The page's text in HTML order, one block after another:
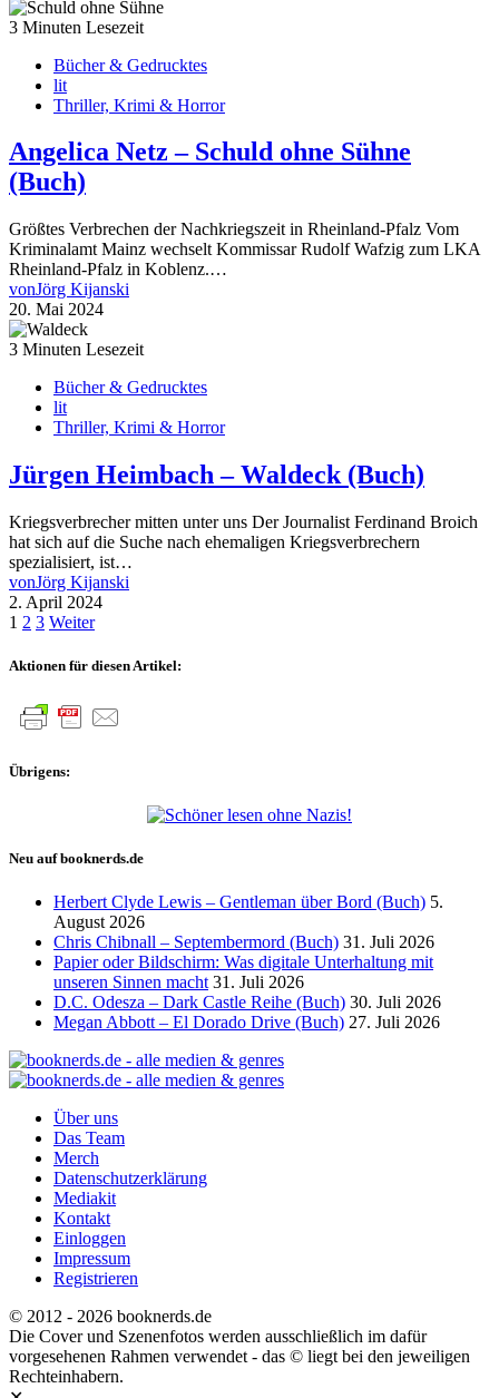
3 Minuten Lesezeit
Bücher & Gedrucktes
lit
Thriller, Krimi & Horror
Angelica Netz – Schuld ohne Sühne
(Buch)
Größtes Verbrechen der Nachkriegszeit in Rheinland-Pfalz Vom
Kriminalamt Mainz wechselt Kommissar Rudolf Wafzig zum LKA
Rheinland-Pfalz in Koblenz.…
vonJörg Kijanski
20. Mai 2024
3 Minuten Lesezeit
Bücher & Gedrucktes
lit
Thriller, Krimi & Horror
Jürgen Heimbach – Waldeck (Buch)
Kriegsverbrecher mitten unter uns Der Journalist Ferdinand Broich
hat sich auf die Suche nach ehemaligen Kriegsverbrechern
spezialisiert, ist…
vonJörg Kijanski
2. April 2024
Seitennummerierung
der
1 2 3 Weiter
Aktionen für diesen Artikel:
Übrigens:
Neu auf booknerds.de
Herbert Clyde Lewis – Gentleman über Bord (Buch) 5.
August 2026
Chris Chibnall – Septembermord (Buch) 31. Juli 2026
Papier oder Bildschirm: Was digitale Unterhaltung mit
unseren Sinnen macht 31. Juli 2026
D.C. Odesza – Dark Castle Reihe (Buch) 30. Juli 2026
Megan Abbott – El Dorado Drive (Buch) 27. Juli 2026
Über uns
Das Team
Merch
Datenschutzerklärung
Mediakit
Kontakt
Einloggen
Impressum
Registrieren
© 2012 - 2026 booknerds.de
Die Cover und Szenenfotos werden ausschließlich im dafür
vorgesehenen Rahmen verwendet - das © liegt bei den jeweiligen
Rechteinhabern.